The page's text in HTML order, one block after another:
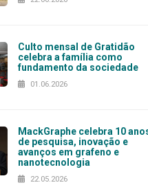
Culto mensal de Gratidão
celebra a família como
fundamento da sociedade
01.06.2026
MackGraphe celebra 10
de pesquisa, inovação e
avanços em grafeno e
nanotecnologia
22.05.2026